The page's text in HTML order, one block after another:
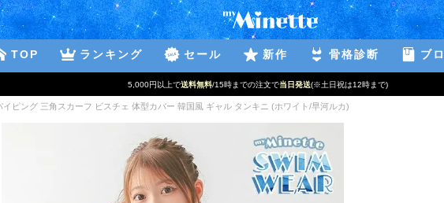
TOP ランキング セール 新作 骨格診断 ブ
5,000円以上で送料無料/15時までの注文で当日発送(※土日祝は12時まで)
イピング 三角スカーフ ビスチェ 体型カバー 韓国風 ギャル タンキニ (ホワイト/早河ルカ)